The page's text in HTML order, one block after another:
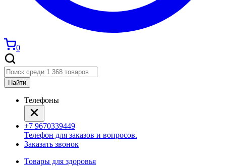
0
Найти
Телефоны
+7 9670339449
Телефон для заказов и вопросов.
Заказать звонок
Товары для здоровья